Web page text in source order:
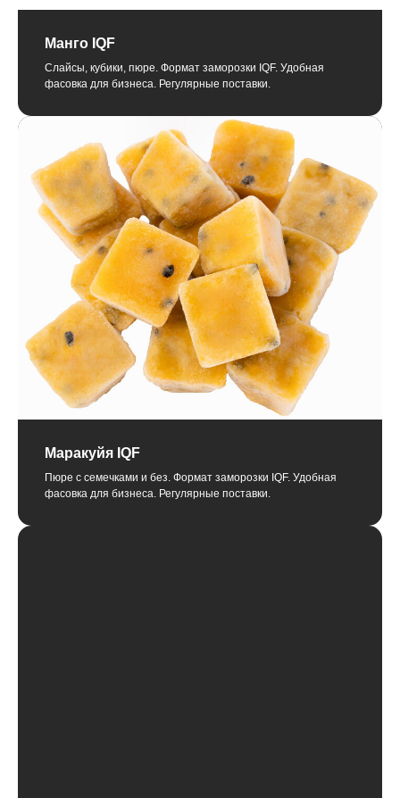
Манго IQF
Слайсы, кубики, пюре. Формат заморозки IQF. Удобная
фасовка для бизнеса. Регулярные поставки.
Маракуйя IQF
Пюре с семечками и без. Формат заморозки IQF. Удобная
фасовка для бизнеса. Регулярные поставки.